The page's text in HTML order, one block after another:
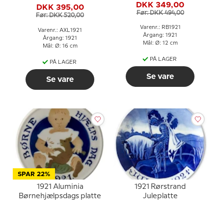
DKK 395,00
Før: DKK 520,00
Varenr.: AXL1921
Årgang: 1921
Mål: Ø: 16 cm
PÅ LAGER
Se vare
DKK 349,00
Før: DKK 494,00
Varenr.: RB1921
Årgang: 1921
Mål: Ø: 12 cm
PÅ LAGER
Se vare
SPAR 22%
1921 Aluminia
Børnehjælpsdags platte
1921 Rørstrand
Juleplatte